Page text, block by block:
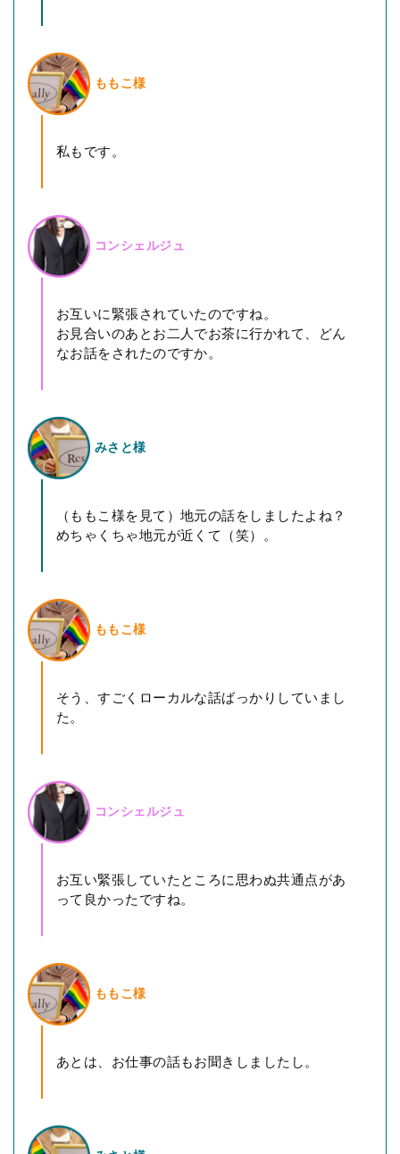
ももこ様
私もです。
コンシェルジュ
お互いに緊張されていたのですね。
お見合いのあとお二人でお茶に行かれて、どん
なお話をされたのですか。
みさと様
（ももこ様を見て）地元の話をしましたよね？
めちゃくちゃ地元が近くて（笑）。
ももこ様
そう、すごくローカルな話ばっかりしていまし
た。
コンシェルジュ
お互い緊張していたところに思わぬ共通点があ
って良かったですね。
ももこ様
あとは、お仕事の話もお聞きしましたし。